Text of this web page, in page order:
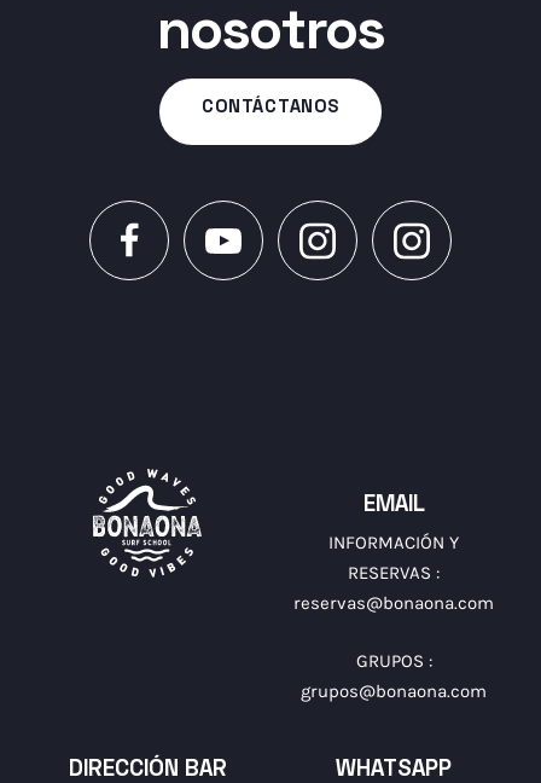
nosotros
CONTÁCTANOS
EMAIL
INFORMACIÓN Y
RESERVAS :
reservas@bonaona.com
GRUPOS :
grupos@bonaona.com
DIRECCIÓN BAR WHATSAPP